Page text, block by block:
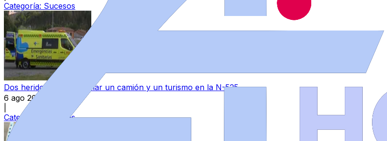
Categoría: Sucesos
Dos heridos tras colisionar un camión y un turismo en la N-525
6 ago 2026
Categoría:
Sucesos